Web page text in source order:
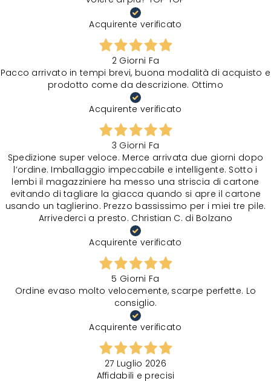
Acquirente verificato
2 Giorni Fa
Pacco arrivato in tempi brevi, buona modalità di acquisto e
prodotto come da descrizione. Ottimo
Acquirente verificato
3 Giorni Fa
Spedizione super veloce. Merce arrivata due giorni dopo
l‘ordine. Imballaggio impeccabile e intelligente. Sotto i
lembi il magazziniere ha messo una striscia di cartone
evitando di tagliare la giacca quando si apre il cartone
usando un taglierino. Prezzo bassissimo per i miei tre pile.
Arrivederci a presto. Christian C. di Bolzano
Acquirente verificato
5 Giorni Fa
Ordine evaso molto velocemente, scarpe perfette. Lo
consiglio.
Acquirente verificato
27 Luglio 2026
Affidabili e precisi